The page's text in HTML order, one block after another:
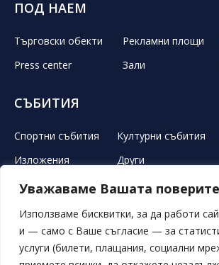
Уважаваме Вашата
Използваме бисквитки, за да работи
и — само с Ваше съгласие — за
услуги (билети, плащания, социални
ПОД НАЕМ
Търговски обекти Рекламни площи
Press center
Зали
СЪБИТИЯ
Спортни събития Културни събития
Изложения
Други
ЛЕТЕН ТЕАТЪР РЕКЛАМА НОВИНИ
СВОБОДНИ ПОЗИЦИИ ОБЯВИ